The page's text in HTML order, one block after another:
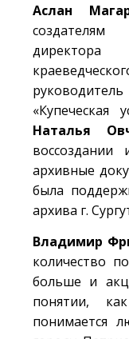
Аслан
Наталья
воссоздании
архивные
была
архива г.
Владимир
количество
больше и
понятии,
понимается